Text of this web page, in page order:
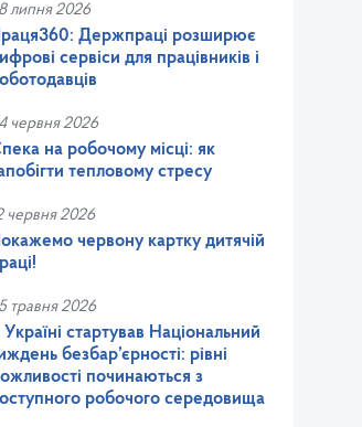
липня 2026
Держпраці розширює
сервіси для працівників і
червня 2026
на робочому місці: як
тепловому стресу
червня 2026
червону картку дитячій
травня 2026
Україні стартував Національний
безбар’єрності: рівні
починаються з
робочого середовища